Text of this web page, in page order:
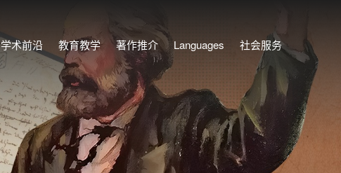
学术前沿 教育教学 著作推介 Languages 社会服务